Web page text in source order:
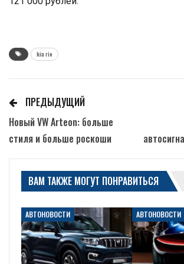
kia rio
ПРЕДЫДУЩИЙ
Новый VW Arteon: больше
стиля и больше роскоши
ВАМ ТАКЖЕ МОГУТ ПОНРАВИТЬСЯ
АВТОНОВОСТИ АВТОНОВОСТИ